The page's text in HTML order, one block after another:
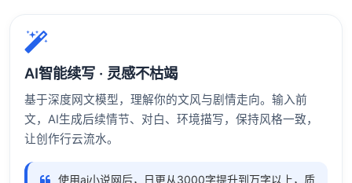
AI智能续写 · 灵感不枯竭
基于深度网文模型，理解你的文风与剧情走向。输入前
文，AI生成后续情节、对白、环境描写，保持风格一致，
让创作行云流水。
使用ai小说网后，日更从3000字提升到万字以上，质